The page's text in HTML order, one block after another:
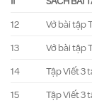
12
Vở bài tập
13
Vở bài tập
14
Tập Viết 3
15
Tập Viết 3